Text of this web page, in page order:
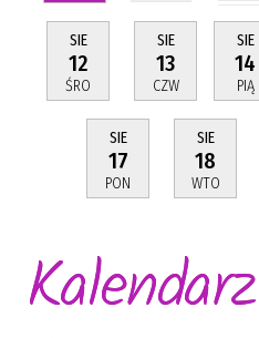
SIE
12
ŚRO
SIE
13
CZW
SIE
14
PIĄ
SIE
17
PON
SIE
18
WTO